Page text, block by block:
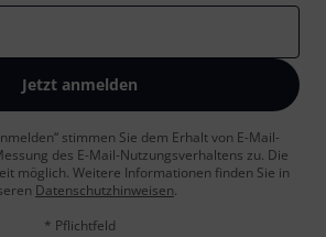
Jetzt anmelden
stimmen Sie dem Erhalt von E-Mail-
des E-Mail-Nutzungsverhaltens zu. Die
möglich. Weitere Informationen finden Sie in
Datenschutzhinweisen.
* Pflichtfeld